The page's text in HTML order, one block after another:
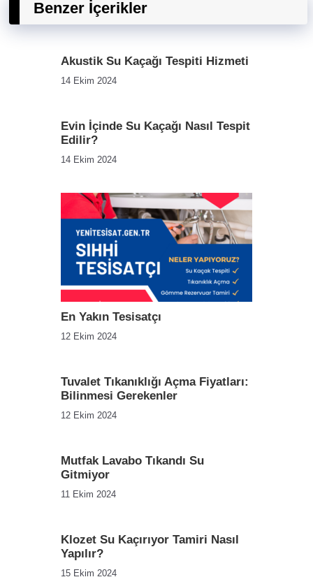
Benzer İçerikler
Akustik Su Kaçağı Tespiti Hizmeti
14 Ekim 2024
Evin İçinde Su Kaçağı Nasıl Tespit
Edilir?
14 Ekim 2024
En Yakın Tesisatçı
12 Ekim 2024
Tuvalet Tıkanıklığı Açma Fiyatları:
Bilinmesi Gerekenler
12 Ekim 2024
Mutfak Lavabo Tıkandı Su
Gitmiyor
11 Ekim 2024
Klozet Su Kaçırıyor Tamiri Nasıl
Yapılır?
15 Ekim 2024